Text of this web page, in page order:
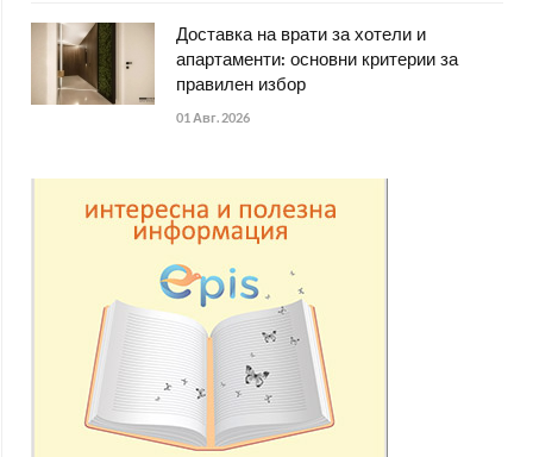
Доставка на врати за хотели и
апартаменти: основни критерии за
правилен избор
01 Авг. 2026